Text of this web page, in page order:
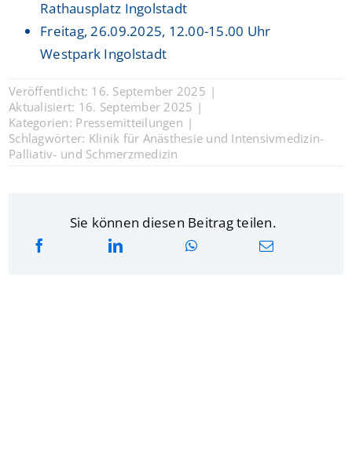
Rathausplatz Ingolstadt
Freitag, 26.09.2025, 12.00-15.00 Uhr
Westpark Ingolstadt
Veröffentlicht: 16. September 2025 |
Aktualisiert: 16. September 2025 |
Kategorien: Pressemitteilungen |
Schlagwörter: Klinik für Anästhesie und Intensivmedizin-
Palliativ- und Schmerzmedizin
Sie können diesen Beitrag teilen.